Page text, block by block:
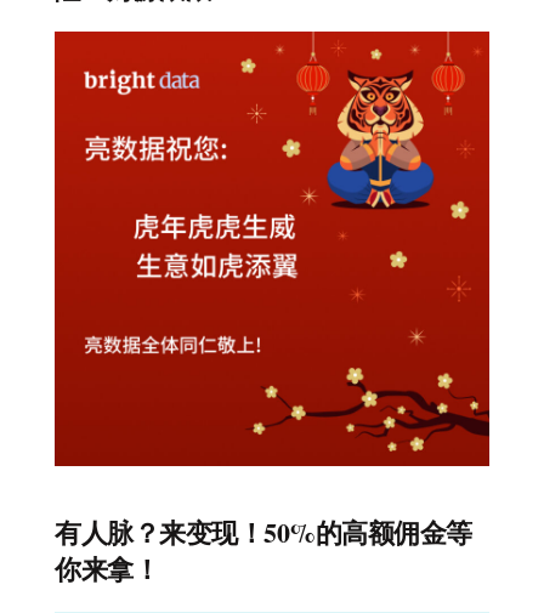
有人脉？来变现！50%的高额佣金等
你来拿！